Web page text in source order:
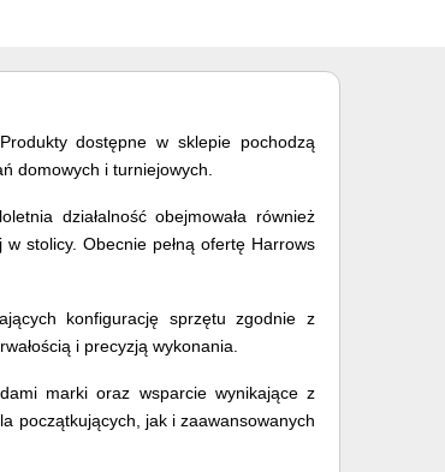
dostępne w sklepie pochodzą
domowych i turniejowych.
działalność obejmowała również
stolicy. Obecnie pełną ofertę Harrows
konfigurację sprzętu zgodnie z
i precyzją wykonania.
marki oraz wsparcie wynikające z
początkujących, jak i zaawansowanych